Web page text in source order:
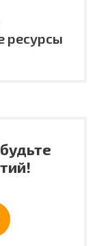
ресурсы